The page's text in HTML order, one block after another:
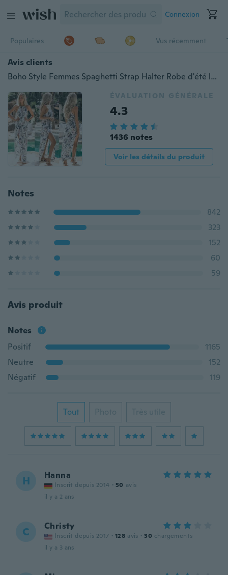
Connexion
Populaires Vus récemment
Avis clients
Boho Style Femmes Spaghetti Strap Halter Robe d'été longue Robe de plage fendue sur le côté avec imprimé floral
ÉVALUATION GÉNÉRALE
4.3
1436 notes
Voir les détails du produit
Notes
842
323
152
60
59
Avis produit
Notes
Positif
1165
Neutre
152
Négatif
119
Tout Photo Très utile
H Hanna
Inscrit depuis 2014 · 50 avis
il y a 2 ans
C Christy
Inscrit depuis 2017 · 128 avis · 30 chargements
il y a 3 ans